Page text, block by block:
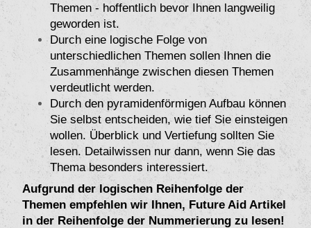
Themen - hoffentlich bevor Ihnen langweilig
geworden ist.
Durch eine logische Folge von
unterschiedlichen Themen sollen Ihnen die
Zusammenhänge zwischen diesen Themen
verdeutlicht werden.
Durch den pyramidenförmigen Aufbau können
Sie selbst entscheiden, wie tief Sie einsteigen
wollen. Überblick und Vertiefung sollten Sie
lesen. Detailwissen nur dann, wenn Sie das
Thema besonders interessiert.
Aufgrund der logischen Reihenfolge der
Themen empfehlen wir Ihnen, Future Aid Artikel
in der Reihenfolge der Nummerierung zu lesen!